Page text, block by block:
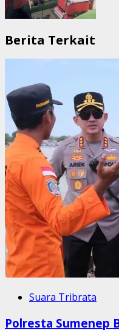
Berita Terkait
Suara Tribrata
Polresta Sumenep